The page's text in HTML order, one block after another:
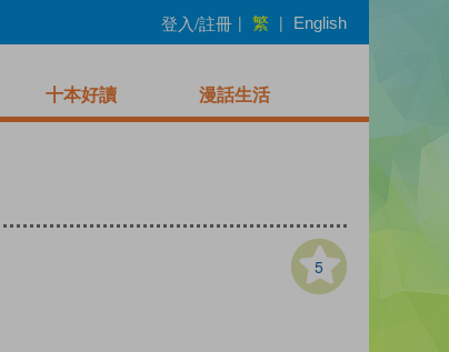
登入/註冊 | 繁 | English
十本好讀 漫話生活
5